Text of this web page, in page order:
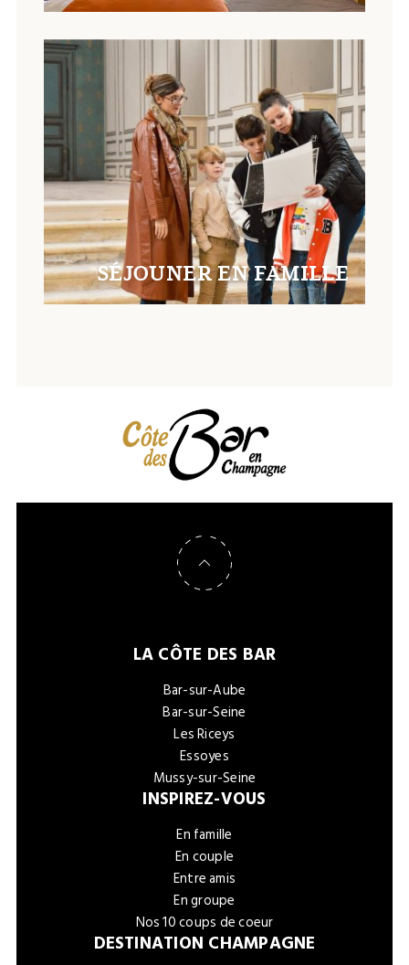
SÉJOUNER EN FAMILLE
LA CÔTE DES BAR
Bar-sur-Aube
Bar-sur-Seine
Les Riceys
Essoyes
Mussy-sur-Seine
INSPIREZ-VOUS
En famille
En couple
Entre amis
En groupe
Nos 10 coups de coeur
DESTINATION CHAMPAGNE
Retour en haut de page